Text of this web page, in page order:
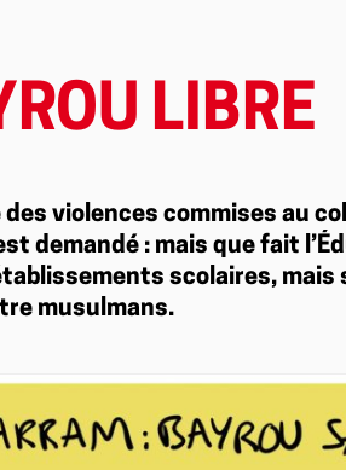
LIBRE
des violences commises au
demandé : mais que fait
scolaires,
musulmans.